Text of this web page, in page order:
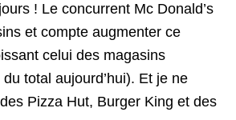
! Le concurrent Mc Donald’s
et compte augmenter ce
celui des magasins
total aujourd’hui). Et je ne
Pizza Hut, Burger King et des